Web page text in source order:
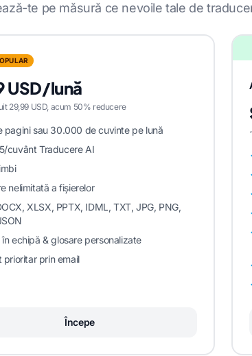
te pe măsură ce nevoile tale de
USD/lună
29,99 USD, acum 50% reducere
pagini sau 30.000 de cuvinte pe lună
cuvânt Traducere AI
nelimitată a fișierelor
XLSX, PPTX, IDML, TXT, JPG, PNG,
echipă & glosare personalizate
prioritar prin email
Începe